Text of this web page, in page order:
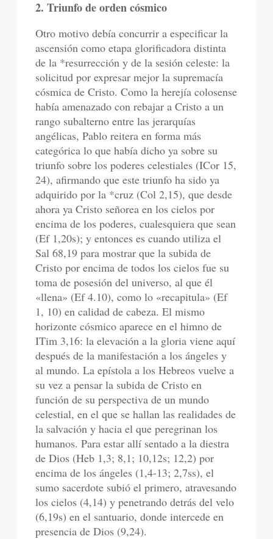
2. Triunfo de orden cósmico
Otro motivo debía concurrir a especificar la
ascensión como etapa glorificadora distinta
de la *resurrección y de la sesión celeste: la
solicitud por expresar mejor la supremacía
cósmica de Cristo. Como la herejía colosense
había amenazado con rebajar a Cristo a un
rango subalterno entre las jerarquías
angélicas, Pablo reitera en forma más
categórica lo que había dicho ya sobre su
triunfo sobre los poderes celestiales (ICor 15,
24), afirmando que este triunfo ha sido ya
adquirido por la *cruz (Col 2,15), que desde
ahora ya Cristo señorea en los cielos por
encima de los poderes, cualesquiera que sean
(Ef 1,20s); y entonces es cuando utiliza el
Sal 68,19 para mostrar que la subida de
Cristo por encima de todos los cielos fue su
toma de posesión del universo, al que él
«llena» (Ef 4.10), como lo «recapitula» (Ef
1, 10) en calidad de cabeza. El mismo
horizonte cósmico aparece en el himno de
ITim 3,16: la elevación a la gloria viene aquí
después de la manifestación a los ángeles y
al mundo. La epístola a los Hebreos vuelve a
su vez a pensar la subida de Cristo en
función de su perspectiva de un mundo
celestial, en el que se hallan las realidades de
la salvación y hacia el que peregrinan los
humanos. Para estar allí sentado a la diestra
de Dios (Heb 1,3; 8,1; 10,12s; 12,2) por
encima de los ángeles (1,4-13; 2,7ss), el
sumo sacerdote subió el primero, atravesando
los cielos (4,14) y penetrando detrás del velo
(6,19s) en el santuario, donde intercede en
presencia de Dios (9,24).